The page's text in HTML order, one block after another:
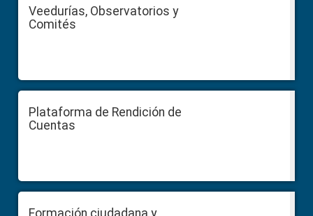
Veedurías, Observatorios y
Comités
Plataforma de Rendición de
Cuentas
Formación ciudadana y